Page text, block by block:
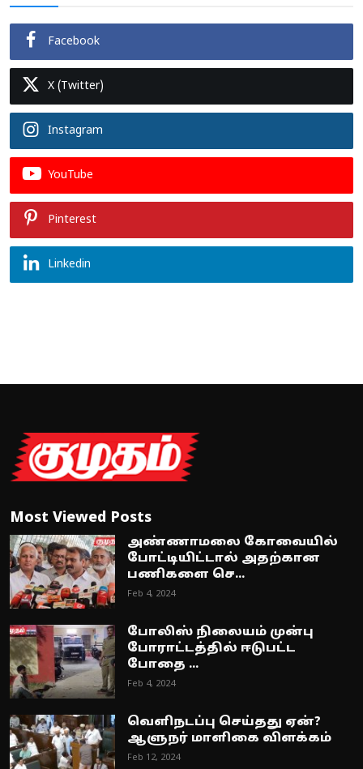
Facebook
X (Twitter)
Instagram
YouTube
Pinterest
Linkedin
Most Viewed Posts
அண்ணாமலை கோவையில்
போட்டியிட்டால் அதற்கான
பணிகளை செ...
Feb 4, 2024
போலிஸ் நிலையம் முன்பு
போராட்டத்தில் ஈடுபட்ட
போதை ...
Feb 4, 2024
வெளிநடப்பு செய்தது ஏன்?
ஆளுநர் மாளிகை விளக்கம்
Feb 12, 2024